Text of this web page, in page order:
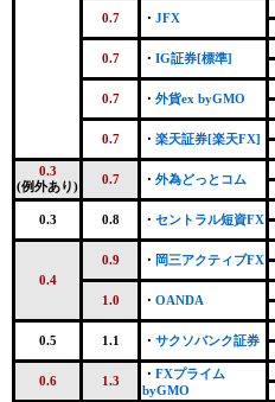
0.7 ・ JFX
0.7 ・ IG証券[標準]
0.7 ・ 外貨ex byGMO
0.7 ・ 楽天証券[楽天FX]
0.3
(例外あり)
0.7 ・ 外為どっとコム
0.3 0.8 ・ セントラル短資FX
0.4
0.9 ・ 岡三アクティブFX
1.0 ・ OANDA
0.5 1.1 ・ サクソバンク証券
0.6 1.3 ・ FXプライム
byGMO